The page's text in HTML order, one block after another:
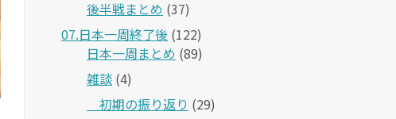
後半戦まとめ (37)
07.日本一周終了後 (122)
日本一周まとめ (89)
雑談 (4)
＿初期の振り返り (29)